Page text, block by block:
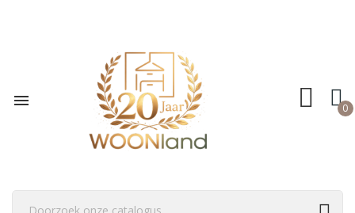
 0